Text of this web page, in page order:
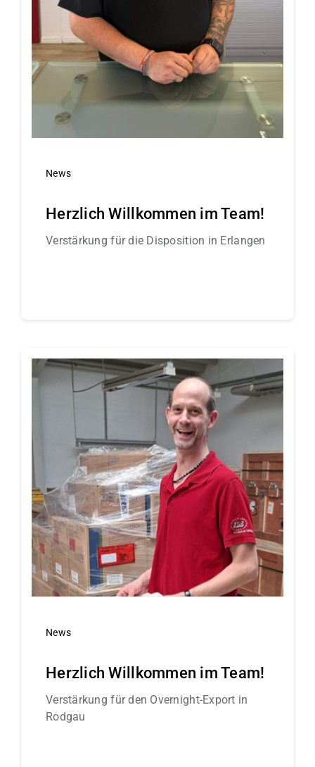
News
Herzlich Willkommen im Team!
Verstärkung für die Disposition in Erlangen
News
Herzlich Willkommen im Team!
Verstärkung für den Overnight-Export in
Rodgau